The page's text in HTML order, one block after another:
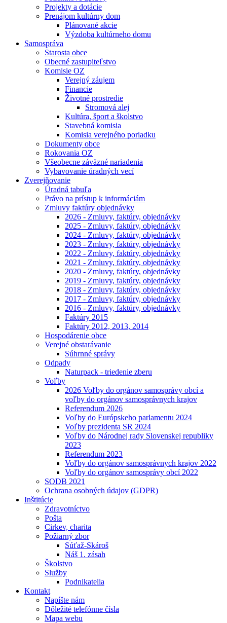
Projekty a dotácie
Prenájom kultúrny dom
Plánované akcie
Výzdoba kultúrneho domu
Samospráva
Starosta obce
Obecné zastupiteľstvo
Komisie OZ
Verejný záujem
Financie
Životné prostredie
Stromová alej
Kultúra, šport a školstvo
Stavebná komisia
Komisia verejného poriadku
Dokumenty obce
Rokovania OZ
Všeobecne záväzné nariadenia
Vybavovanie úradných vecí
Zverejňovanie
Úradná tabuľa
Právo na prístup k informáciám
Zmluvy faktúry objednávky
2026 - Zmluvy, faktúry, objednávky
2025 - Zmluvy, faktúry, objednávky
2024 - Zmluvy, faktúry, objednávky
2023 - Zmluvy, faktúry, objednávky
2022 - Zmluvy, faktúry, objednávky
2021 - Zmluvy, faktúry, objednávky
2020 - Zmluvy, faktúry, objednávky
2019 - Zmluvy, faktúry, objednávky
2018 - Zmluvy, faktúry, objednávky
2017 - Zmluvy, faktúry, objednávky
2016 - Zmluvy, faktúry, objednávky
Faktúry 2015
Faktúry 2012, 2013, 2014
Hospodárenie obce
Verejné obstarávanie
Súhrnné správy
Odpady
Naturpack - triedenie zberu
Voľby
2026 Voľby do orgánov samosprávy obcí a
voľby do orgánov samosprávnych krajov
Referendum 2026
Voľby do Európskeho parlamentu 2024
Voľby prezidenta SR 2024
Voľby do Národnej rady Slovenskej republiky
2023
Referendum 2023
Voľby do orgánov samosprávnych krajov 2022
Voľby do orgánov samosprávy obcí 2022
SODB 2021
Ochrana osobných údajov (GDPR)
Inštitúcie
Zdravotníctvo
Pošta
Cirkev, charita
Požiarný zbor
Súťaž-Skároš
Náš 1. zásah
Školstvo
Služby
Podnikatelia
Kontakt
Napíšte nám
Dôležité telefónne čísla
Mapa webu